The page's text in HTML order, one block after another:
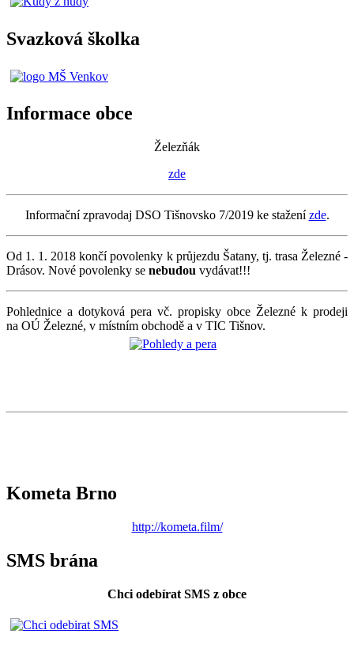
Svazková školka
Informace obce
Železňák
zde
Informační zpravodaj DSO Tišnovsko 7/2019 ke staženízde.
Od 1. 1. 2018 končí povolenky k průjezdu Šatany, tj. trasa Železné -
Drásov. Nové povolenky se nebudou vydávat!!!
Pohlednice a dotyková pera vč. propisky obce Železné k prodeji
na OÚ Železné, v místním obchodě a v TIC Tišnov.
Kometa Brno
http://kometa.film/
SMS brána
Chci odebírat SMS z obce